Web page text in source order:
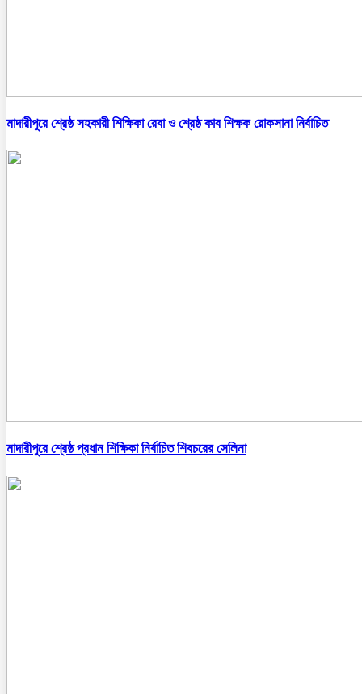
মাদারীপুরে শ্রেষ্ঠ সহকারী শিক্ষিকা রেবা ও শ্রেষ্ঠ কাব শিক্ষক রোকসানা নির্বাচিত
মাদারীপুরে শ্রেষ্ঠ প্রধান শিক্ষিকা নির্বাচিত শিবচরের সেলিনা